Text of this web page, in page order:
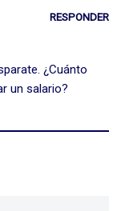
RESPONDER
¿Cuánto
un salario?